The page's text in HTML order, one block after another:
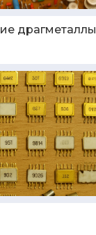
драгметаллы